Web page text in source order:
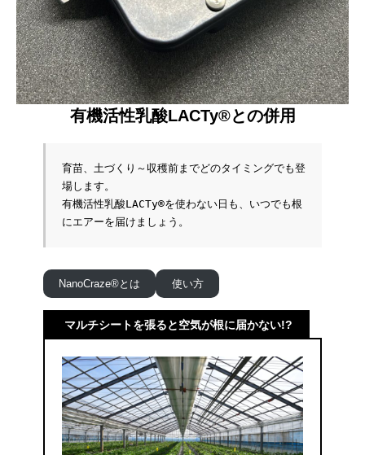
有機活性乳酸LACTy®との併用
育苗、土づくり～収穫前までどのタイミングでも登
場します。
有機活性乳酸LACTy®を使わない日も、いつでも根
にエアーを届けましょう。
NanoCraze®とは 使い方
マルチシートを張ると空気が根に届かない!?